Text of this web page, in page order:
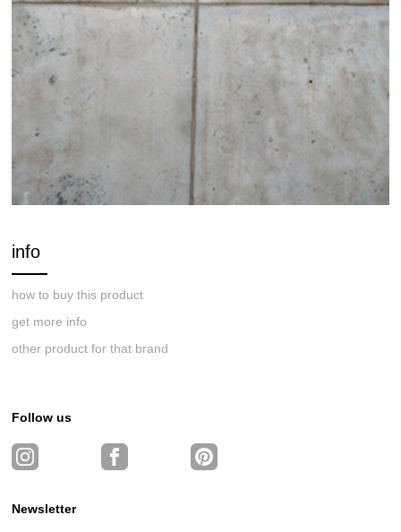
info
how to buy this product
get more info
other product for that brand
Follow us
Newsletter